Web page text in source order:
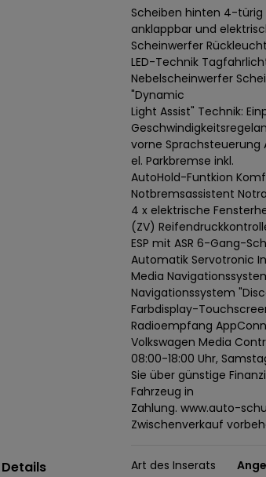
Scheiben hinten 4-türig
anklappbar und
Scheinwerfer
LED-Technik
Nebelscheinwerfer
"Dynamic
Light Assist" Technik:
vorne Sprachsteuerung
el. Parkbremse inkl.
AutoHold-Funtkion
Notbremsassistent
4 x elektrische
(ZV)
ESP mit ASR 6-Gang-
Automatik Servotronic
Media
Navigationssystem
Farbdisplay-
Radioempfang
Volkswagen Media
08:00-18:00 Uhr,
Sie über günstige
Fahrzeug in
Zahlung. www.auto-
Zwischenverkauf
Details Art des Inserats